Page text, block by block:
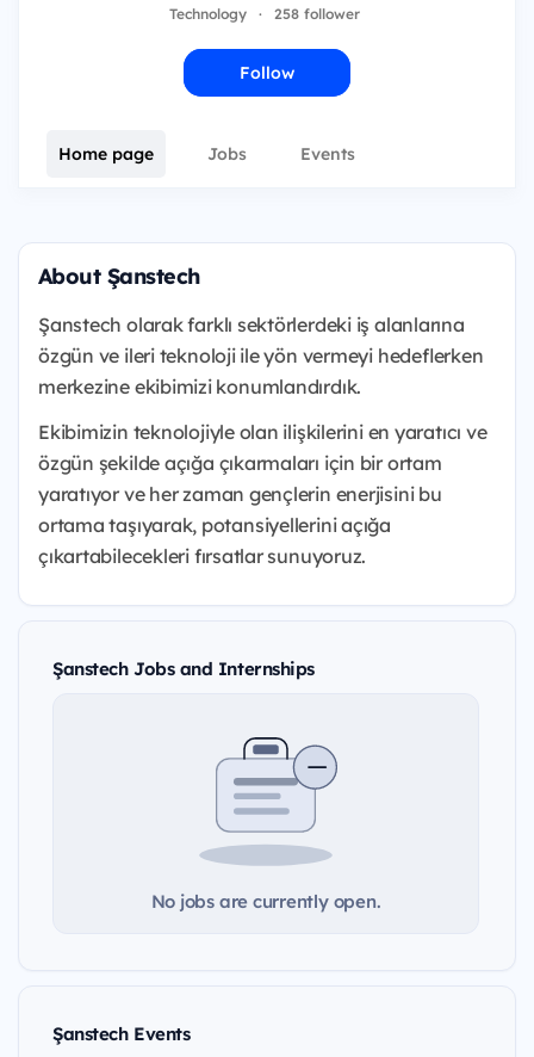
Technology · 258 follower
Follow
Home page Jobs Events
About Şanstech
Şanstech olarak farklı sektörlerdeki iş alanlarına
özgün ve ileri teknoloji ile yön vermeyi hedeflerken
merkezine ekibimizi konumlandırdık.
Ekibimizin teknolojiyle olan ilişkilerini en yaratıcı ve
özgün şekilde açığa çıkarmaları için bir ortam
yaratıyor ve her zaman gençlerin enerjisini bu
ortama taşıyarak, potansiyellerini açığa
çıkartabilecekleri fırsatlar sunuyoruz.
Şanstech Jobs and Internships
No jobs are currently open.
Şanstech Events